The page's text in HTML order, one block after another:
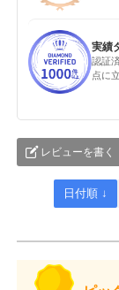
実績
認証
点に
レビューを書く
日付順 ↓